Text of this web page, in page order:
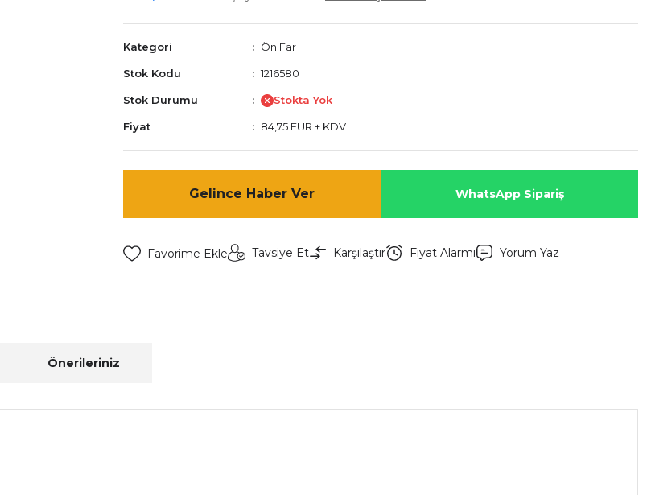
Kategori Ön Far
Stok Kodu 1216580
Stok Durumu Stokta Yok
Fiyat 84,75 EUR + KDV
Gelince Haber Ver WhatsApp Sipariş
Tavsiye Et Karşılaştır Fiyat Alarmı Yorum Yaz
Önerileriniz